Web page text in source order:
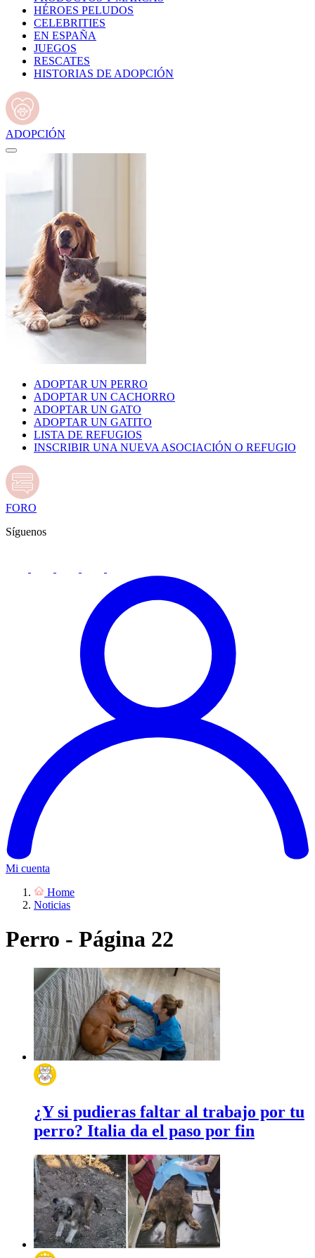
HÉROES PELUDOS
CELEBRITIES
EN ESPAÑA
JUEGOS
RESCATES
HISTORIAS DE ADOPCIÓN
ADOPCIÓN
ADOPTAR UN PERRO
ADOPTAR UN CACHORRO
ADOPTAR UN GATO
ADOPTAR UN GATITO
LISTA DE REFUGIOS
INSCRIBIR UNA NUEVA ASOCIACIÓN O REFUGIO
FORO
Síguenos
Mi cuenta
Home
Noticias
Perro - Página 22
¿Y si pudieras faltar al trabajo por tu
perro? Italia da el paso por fin